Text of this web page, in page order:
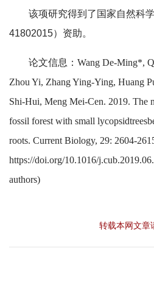
该项研究得到了国家自然科
41802015）资助。
论文信息：Wang De-Ming*,
Zhou Yi, Zhang Ying-Ying, Huang
Shi-Hui, Meng Mei-Cen. 2019. The
fossil forest with small
roots. Current Biology, 29: 2604-
https://doi.org/10.1016/
authors)
转载本网文章